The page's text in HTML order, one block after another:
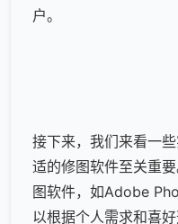
户。
接下来，我们来看一
适的修图软件至关重
图软件，如Adobe
以根据个人需求和喜